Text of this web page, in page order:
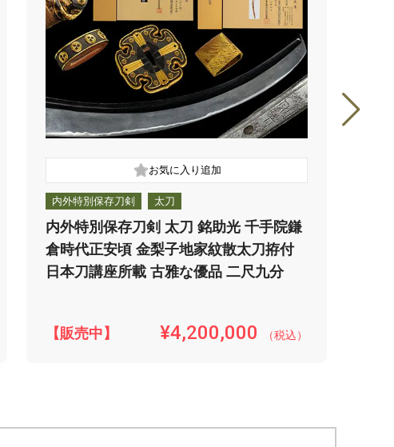
内外特別保存刀剣 太刀
内外特別保存刀剣 太刀 銘助光 千手院鎌
倉時代正安頃 金梨子地家紋散太刀拵付
日本刀講座所載 古雅な優品 二尺九分
【販売中】 ¥4,200,000 （税込）